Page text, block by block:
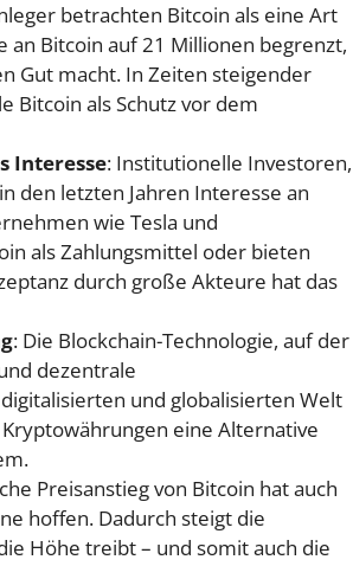
betrachten Bitcoin als eine Art
an Bitcoin auf 21 Millionen begrenzt,
Gut macht. In Zeiten steigender
Bitcoin als Schutz vor dem
Interesse: Institutionelle Investoren,
den letzten Jahren Interesse an
wie Tesla und
als Zahlungsmittel oder bieten
durch große Akteure hat das
: Die Blockchain-Technologie, auf der
dezentrale
und globalisierten Welt
eine Alternative
Preisanstieg von Bitcoin hat auch
hoffen. Dadurch steigt die
Höhe treibt – und somit auch die